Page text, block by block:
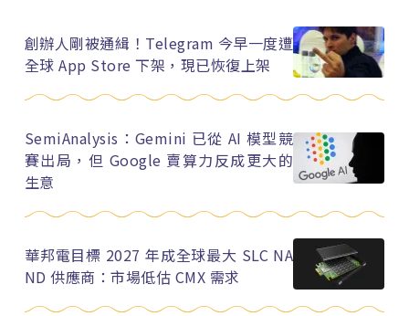
創辦人剛被通緝！Telegram 今早一度遭
全球 App Store 下架，現已恢復上架
SemiAnalysis：Gemini 已從 AI 模型競
賽出局，但 Google 賣算力反成更大的
生意
華邦電目標 2027 年成全球最大 SLC NA
ND 供應商：市場低估 CMX 需求